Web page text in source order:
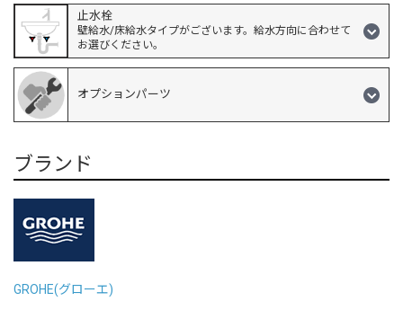
止水栓
壁給水/床給水タイプがございます。給水方向に合わせて
お選びください。
オプションパーツ
ブランド
GROHE(グローエ)